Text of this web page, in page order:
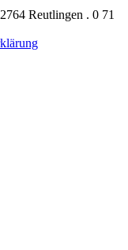
Reutlingen . 0 71